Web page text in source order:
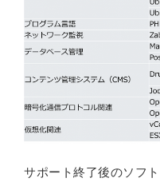
https://
2025-47984
https://
https://
2025-49735
https://
サポート終了後のソフ